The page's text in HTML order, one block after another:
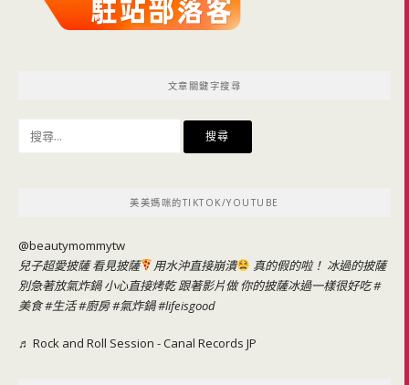
文章關鍵字搜尋
美美媽咪的TIKTOK/YOUTUBE
@beautymommytw
兒子超愛披薩 看見披薩
用水沖直接崩潰
真的假的啦！ 冰過的披薩
別急著放氣炸鍋 小心直接烤乾 跟著影片做 你的披薩冰過一樣很好吃#
美食#生活#廚房#氣炸鍋#lifeisgood
♬ Rock and Roll Session - Canal Records JP